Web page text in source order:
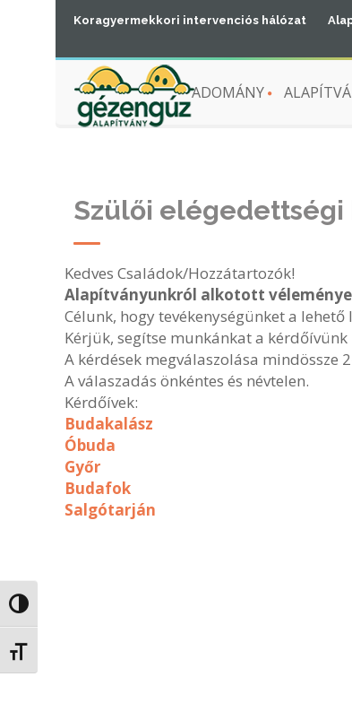
Nagy kontraszt váltása
Betűméret váltása
Koragyermekkori intervenciós hálózat
ADOMÁNY
Szülői elégedettségi
Kedves Családok/Hozzátartozók!
Alapítványunkról alkotott
Célunk, hogy tevékenységünket a
Kérjük, segítse munkánkat a kérdőívünk
A kérdések megválaszolása mindössze
A válaszadás önkéntes és névtelen.
Kérdőívek:
Budakalász
Óbuda
Győr
Budafok
Salgótarján